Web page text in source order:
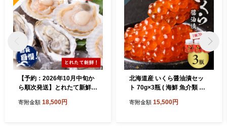
【予約：2026年10月中旬か
ら順次発送】とれたて新鮮！
物2kg ( 海鮮 魚介 貝 帆立 ほ
寄附金額 18,500円
北海道産 いくら醤油漬セッ
ト 70g×3瓶 ( 海鮮 魚介類 魚
醤油漬け 海鮮丼 小分け 瓶詰
寄附金額 15,500円